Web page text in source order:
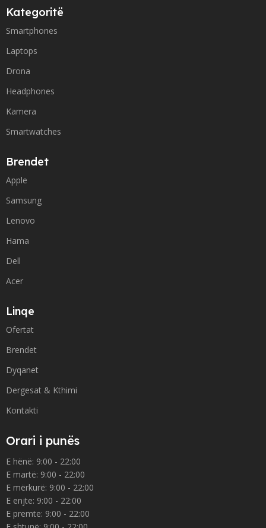
Kategoritë
Smartphones
Laptops
Drona
Headphones
Kamera
Smartwatches
Brendet
Apple
Samsung
Lenovo
Hama
Dell
Acer
Linqe
Ofertat
Brendet
Dyqanet
Dergesat & Kthimi
Kontakti
Orari i punës
E hënë: 9:00 - 22:00
E martë: 9:00 - 22:00
E mërkurë: 9:00 - 22:00
E enjte: 9:00 - 22:00
E premte: 9:00 - 22:00